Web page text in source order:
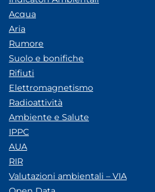
Acqua
Aria
Rumore
Suolo e bonifiche
Rifiuti
Elettromagnetismo
Radioattività
Ambiente e Salute
IPPC
AUA
RIR
Valutazioni ambientali – VIA